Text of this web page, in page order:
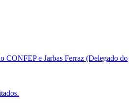
CONFEP e Jarbas Ferraz (Delegado do